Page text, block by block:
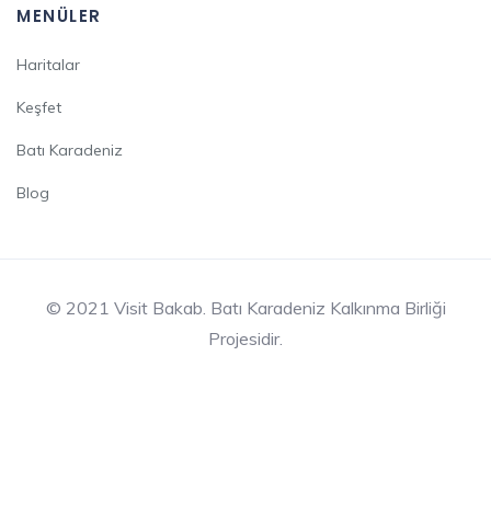
MENÜLER
Haritalar
Keşfet
Batı Karadeniz
Blog
© 2021 Visit Bakab. Batı Karadeniz Kalkınma Birliği
Projesidir.